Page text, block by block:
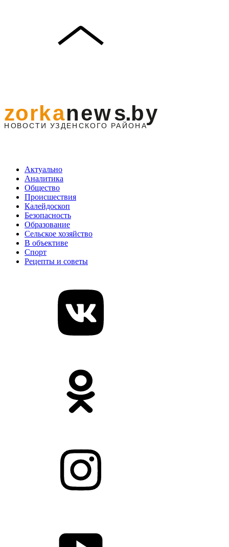
Актуально
Аналитика
Общество
Происшествия
Калейдоскоп
Безопасность
Образование
Сельское хозяйство
В объективе
Спорт
Рецепты и советы